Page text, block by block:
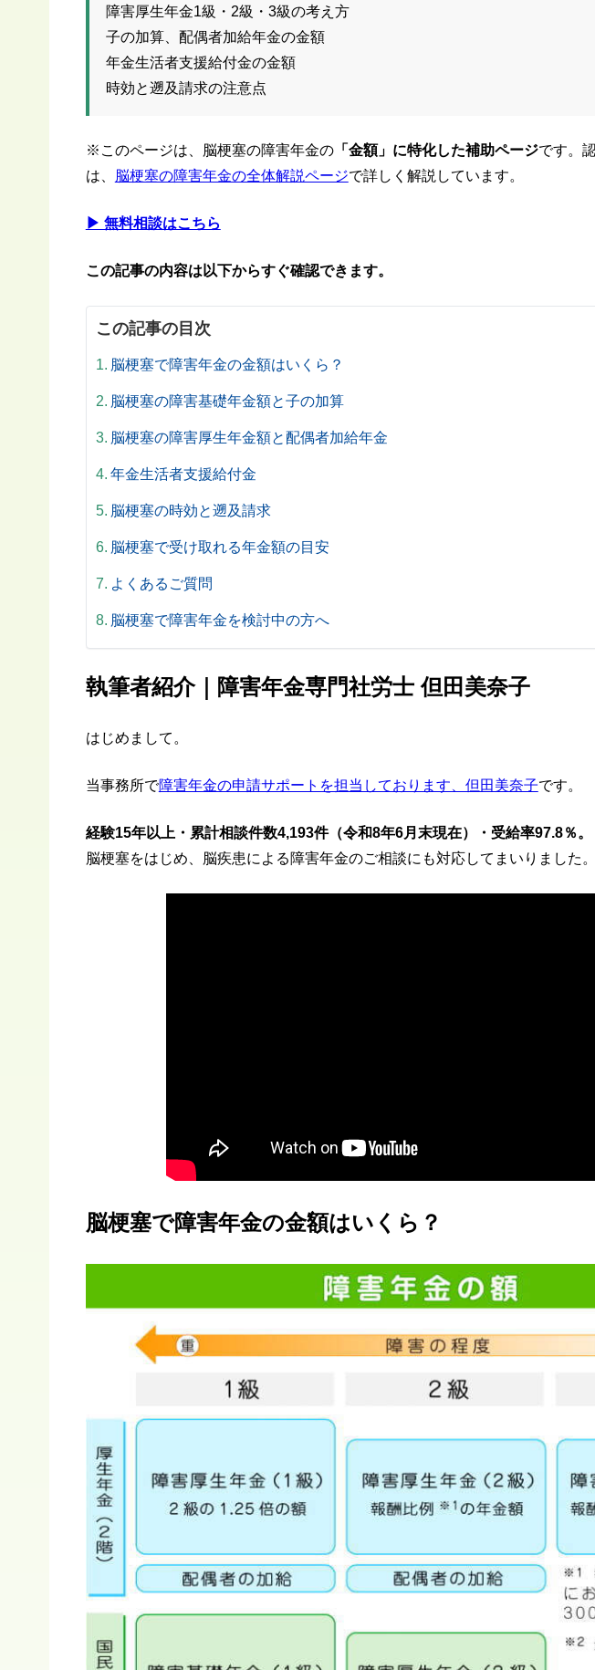
障害厚生年金1級・2級・3級の考え方
子の加算、配偶者加給年金の金額
年金生活者支援給付金の金額
時効と遡及請求の注意点
※このページは、脳梗塞の障害年金の「金額」に特化した補助ページです。
は、
脳梗塞の障害年金の全体解説ページで詳しく解説しています。
▶ 無料相談はこちら
この記事の内容は以下からすぐ確認できます。
この記事の目次
脳梗塞で障害年金の金額はいくら？
脳梗塞の障害基礎年金額と子の加算
脳梗塞の障害厚生年金額と配偶者加給年金
年金生活者支援給付金
脳梗塞の時効と遡及請求
脳梗塞で受け取れる年金額の目安
よくあるご質問
脳梗塞で障害年金を検討中の方へ
執筆者紹介｜障害年金専門社労士 但田美奈子
はじめまして。
当事務所で障害年金の申請サポートを担当しております、但田美奈子です。
経験15年以上・累計相談件数4,193件（令和8年6月末現在）・受給率97.8％。
脳梗塞をはじめ、脳疾患による障害年金のご相談にも対応してまいりました。
脳梗塞で障害年金の金額はいくら？